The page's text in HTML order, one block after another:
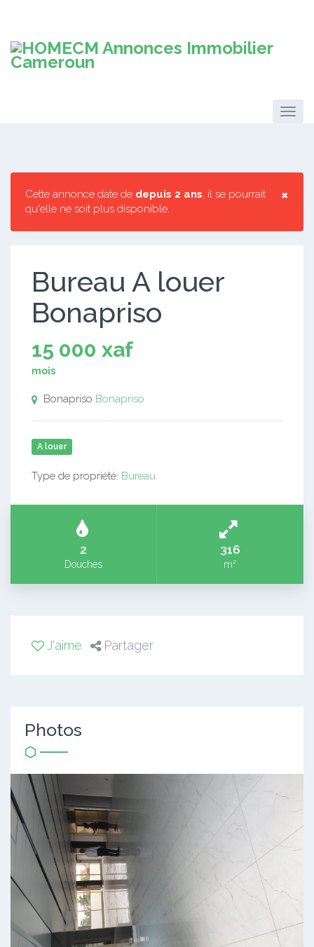
×
Cette annonce date de depuis 2 ans, il se pourrait
qu'elle ne soit plus disponible.
Bureau A louer
Bonapriso
15 000 xaf
mois
Bonapriso Bonapriso
A louer
Type de propriété: Bureau
2
Douches
316
m²
J'aime Partager
Photos